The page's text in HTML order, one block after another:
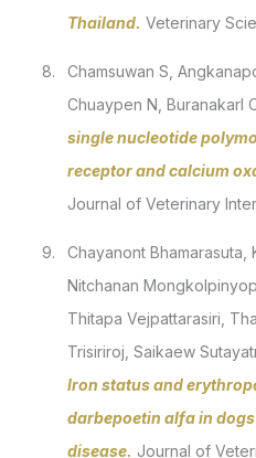
Thailand. Veterinary
Chamsuwan S,
Chuaypen N, Buranakarl
single nucleotide
receptor and calcium
Journal of Veterinary
Chayanont Bhamarasuta,
Nitchanan
Thitapa Vejpattarasiri,
Trisiriroj, Saikaew
Iron status and
darbepoetin alfa in
disease. Journal of